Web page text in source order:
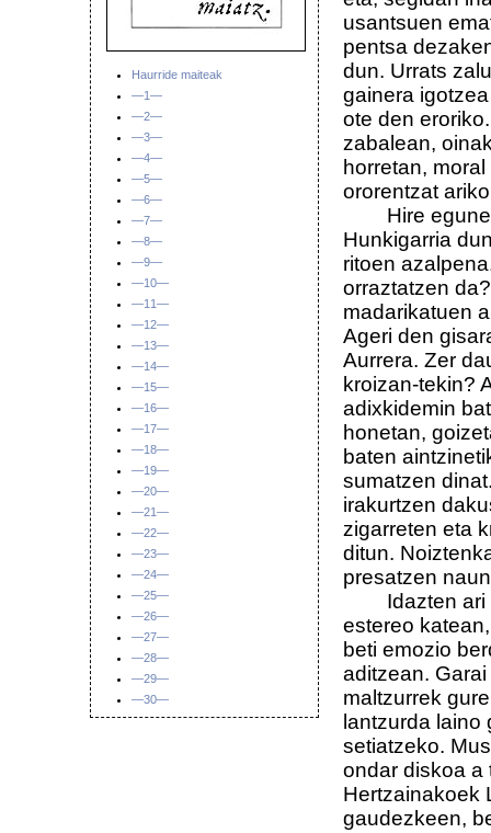
Haurride maiteak
—1—
—2—
—3—
—4—
—5—
—6—
—7—
—8—
—9—
—10—
—11—
—12—
—13—
—14—
—15—
—16—
—17—
—18—
—19—
—20—
—21—
—22—
—23—
—24—
—25—
—26—
—27—
—28—
—29—
—30—
usantsuen
pentsa
dun. Urrats
gainera
ote den
zabalean,
horretan,
ororentzat
Hire
Hunkigarria
ritoen
orraztatzen
madarikatuen
Ageri den
Aurrera. Zer
kroizan-tekin?
adixkidemin
honetan,
baten
sumatzen
irakurtzen
zigarreten eta
ditun.
presatzen
Idazten ari
estereo
beti emozio
aditzean.
maltzurrek
lantzurda
setiatzeko.
ondar diskoa a
Hertzainakoek
gaudezkeen,